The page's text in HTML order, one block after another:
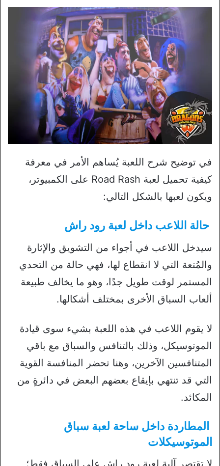
في توضيح شرح اللعبة يُساهم الأمر في معرفة
كيفية تحميل لعبة Road Rash على الكمبيوتر،
ويكون لعبها بالشكل التالي:
حالة اللاعب داخل لعبة رود راش
سيدخل اللاعب في أجواء من التشويق والإثارة
والمُتعة التي لا انقطاع لها، فهي حالة من التحدي
المستمر لوقت طويل جدًا، وهو ما يخالف طبيعة
ألعاب السباق الأخرى بمختلف أشكالها.
لا يقوم اللاعب في هذه اللعبة بشيء سوى قيادة
الموتوسيكل، وذلك بالتنافس والسباق مع باقي
المتنافسين الآخرين، وهنا تحضر المنافسة القوية
التي قد تنتهي بإيقاع بعضهم البعض في دائرةٍ من
المكائد.
المطاردة داخل ساحة لعبة سباق
الموتوسيكلات
لا تقتصر آلية لعبة رود راش على السباق فقط؛